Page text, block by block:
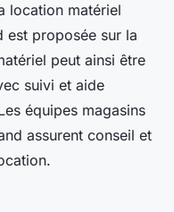
location matériel
est proposée sur la
peut ainsi être
suivi et aide
équipes magasins
assurent conseil et